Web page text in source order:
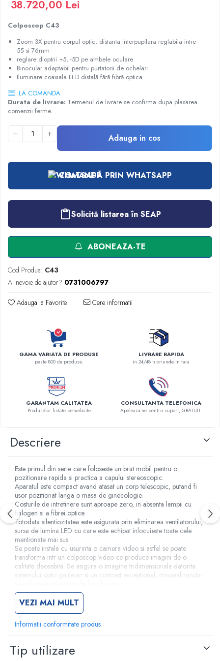
Injectomate
Instalatii gaze medicinale
Oxigenatoare
Statii gaze medicinale
Prize gaze medicinale
Regulatoare presiune gaze medicinale
Butelii gaze medicale
Carucioare butelii gaze
Conectori gaze medicinale
Componente statii gaze
Panouri control si alarmare
Console ATI si UPU
Dispozitive si sisteme de prindere / fixare
Rampa gaze medicale pat pacient
Rampa iluminat alarmare
Robineti
Tevi cupru si accesorii
Console tavan sali operatie
Lavoare apa sterila
Lavoare chirurgicale
Prefiltre lavoare
Electrochirurgie
Manere pentru electrocautere
Cabluri pentru pensele bipolare
Cabluri conectare electrozi neutri
Electrozi neutri
Electrocautere
Aspiratoare de fum
Consumabile medicale si Accesorii
cutii medicamente
Electrozi
Hartie
Accesorii pentru perfuzie
Geluri
Filtre antibacteriene si antivirale
Garouri
Ochelari de protectie
Cabluri EKG (10 fire)
Electrozi ECG / EKG
Sonde TOCO
Vase
38.720,00 Lei
Colposcop C43
Zoom 3X pentru corpul optic, distanta interpupilara reglabila intre
55 si 76mm
reglare dioptrii +5, -5D pe ambele oculare
Binocular adaptabil pentru purtatorii de ochelari
Iluminare coaxiala LED distală fără fibră optica
LA COMANDA
Durata de livrare: Termenul de livrare se confirma dupa plasarea
comenzii ferme.
Adauga in cos
COMANDĂ PRIN WHATSAPP
Solicită listarea în SEAP
ABONEAZA-TE
Cod Produs: C43
Ai nevoie de ajutor? 0731006797
Adauga la Favorite Cere informatii
GAMA VARIATA DE PRODUSE
peste 800 de produse.
LIVRARE RAPIDA
in 24/48 h oriunde in tara
GARANTAM CALITATEA
Produselor listate pe website
CONSULTANTA TELEFONICA
Apeleaza-ne pentru suport, GRATUIT.
Descriere
Este primul din serie care foloseste un brat mobil pentru o
pozitionare rapida si practica a capului stereoscopic.
Aparatul este compact avand atasat un corp telescopic, putand fi
usor pozitionat langa o masa de ginecologie.
Costurile de intretinere sunt aproape zero, in absenta lampii cu
halogen si a fibrei optice.
Totodata silentiozitatea este asigurata prin eliminarea ventilatorului,
sursa de lumina LED cu care este echipat inlocuieste toate cele
mentionate mai sus.
Se poate instala cu usurinta o camera video si astfel se poate
transforma intr-un colposcop video ce produce imagini de o
calitate deosebita. Se asigura o imagine tridimensionala datorita
sistemului optic galileian si un contrast exceptional, minimalizandu-
Caracteristici tehnice:
Zoom 3X pentru corpul optic, distanta interpupilara reglabila intre
55 si 76 mm, reglare dioptrii +5, -5D pe ambele oculare.
Binocular inclinat standard la 45°, 0° optional, inclinare corp cu 15°
Binocular adaptabil pentru purtatorii de ochelari.
Obiectiv standard acromatic f 300 mm. Optional: f 250 mm.
VEZI MAI MULT
Informatii conformitate produs
Tip utilizare